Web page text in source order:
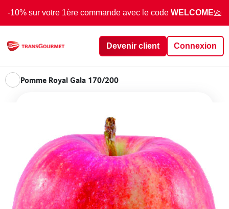
-10% sur votre 1ère commande avec le code WELCOMEVoir
Devenir client Connexion
Pomme Royal Gala 170/200